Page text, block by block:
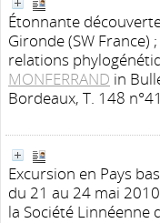
Étonnante
Gironde (SW
relations
MONFERRAND in
Bordeaux, T. 148
Excursion en Pays
du 21 au 24 mai 2010
la Société Linnéenne